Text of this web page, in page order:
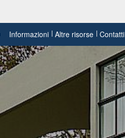
Informazioni Altre risorse Contatti